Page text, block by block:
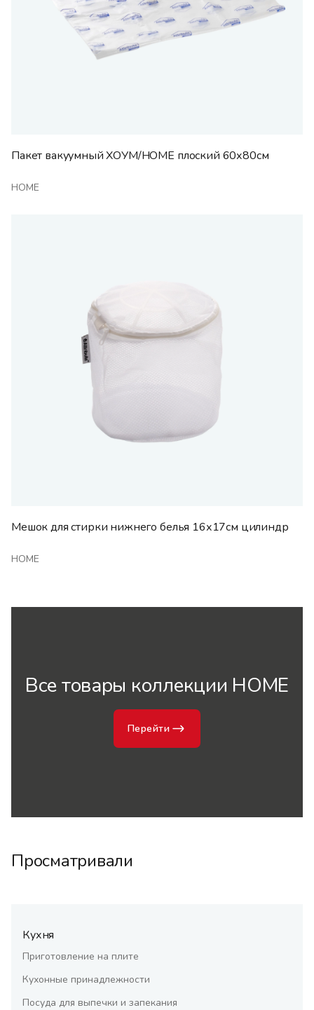
Пакет вакуумный ХОУМ/HOME плоский 60х80см
HOME
Мешок для стирки нижнего белья 16х17см цилиндр
HOME
Все товары коллекции HOME
Перейти
Просматривали
Кухня
Приготовление на плите
Кухонные принадлежности
Посуда для выпечки и запекания